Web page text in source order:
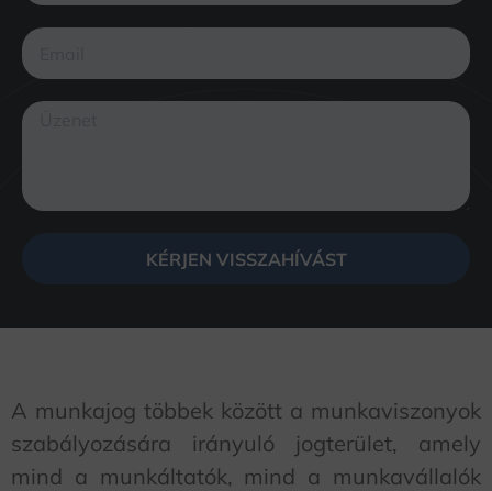
KÉRJEN VISSZAHÍVÁST
A munkajog többek között a munkaviszonyok
szabályozására irányuló jogterület, amely
mind a munkáltatók, mind a munkavállalók